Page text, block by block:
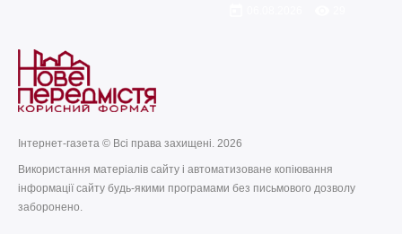
Інтернет-газета © Всі права захищені. 2026
Використання матеріалів сайту і автоматизоване копіювання
інформації сайту будь-якими програмами без письмового дозволу
заборонено.